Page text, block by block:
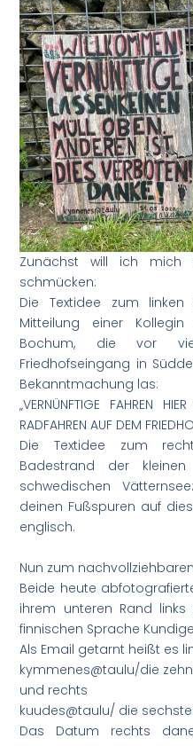
Zunächst will ich mich
schmücken:
Die Textidee zum
Mitteilung einer
Bochum, die vor
Friedhofseingang in
Bekanntmachung las:
„VERNÜNFTIGE FAHREN
RADFAHREN AUF DEM
Die Textidee zum
Badestrand der
schwedischen
deinen Fußspuren auf
englisch.
Nun zum
Beide heute
ihrem unteren Rand
finnischen Sprache
Als Email getarnt heißt es
kymmenes@taulu/die
und rechts
kuudes@taulu/ die
Das Datum rechts